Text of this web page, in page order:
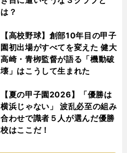
は？
【高校野球】創部10年目の甲子
園初出場がすべてを変えた 健大
高崎・青栁監督が語る「機動破
壊」はこうして生まれた
【夏の甲子園2026】「優勝は
横浜じゃない」 波乱必至の組み
合わせで識者５人が選んだ優勝
校はここだ！